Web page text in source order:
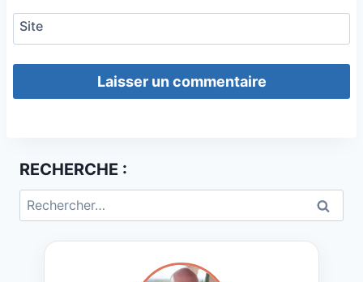
Site
RECHERCHE :
Rechercher :